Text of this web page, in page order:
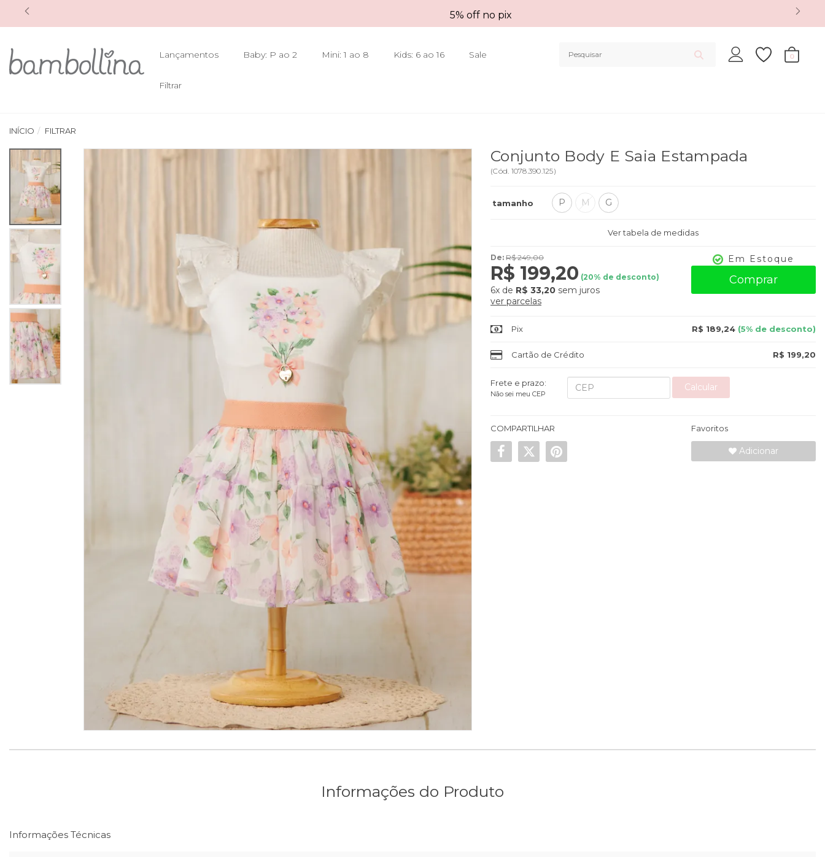
Lançamentos Baby: P ao 2 Mini: 1 ao 8 Kids: 6 ao 16 Sale
Filtrar
0
INÍCIO FILTRAR
Conjunto Body E Saia Estampada
(Cód. 1078.390.125)
tamanho P M G
Ver tabela de medidas
De: R$ 249,00
R$ 199,20 (20% de desconto)
6x de R$ 33,20 sem juros
ver parcelas
Em Estoque
Comprar
Pix R$ 189,24 (5% de desconto)
Cartão de Crédito R$ 199,20
Frete e prazo:
Não sei meu CEP
Calcular
COMPARTILHAR Favoritos
Adicionar
Informações do Produto
Informações Técnicas